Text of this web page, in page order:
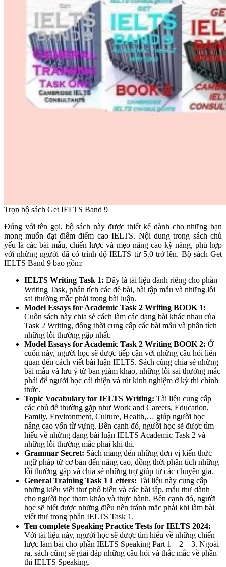
Trọn bộ sách Get IELTS Band 9
Đúng với tên gọi, bộ sách này được thiết kế dành cho những bạn
mong muốn đạt điểm điểm cao IELTS. Nội dung trong sách chủ
yếu là các bài mẫu, chiến lược và mẹo nâng cao kỹ năng, phù hợp
với những người đã có trình độ IELTS từ 5.0 trở lên. Bộ sách Get
IELTS Band 9 bao gồm:
IELTS Writing Task 1: Đây là tài liệu dành riêng cho phần
Writing Task, phân tích các đề bài, bài tập mẫu và những lỗi
sai thường mắc phải trong bài luận.
Model Essays for Academic Task 2 Writing BOOK 1:
Cuốn sách này chia sẻ cách làm các dạng bài khác nhau của
Task 2 Writing, đồng thời cung cấp các bài mẫu và phân tích
những lỗi thường gặp nhất.
Model Essays for Academic Task 2 Writing BOOK 2: Ở
cuốn này, người học sẽ được tiếp cận với những câu hỏi liên
quan đến cách viết bài luận IELTS. Sách cũng chia sẻ những
bài mẫu và lưu ý từ ban giám khảo, những lỗi sai thường mắc
phải để người học cải thiện và rút kinh nghiệm ở kỳ thi chính
thức.
Topic Vocabulary for IELTS Writing: Tài liệu cung cấp
các chủ đề thường gặp như Work and Careers, Education,
Family, Environment, Culture, Health,… giúp người học
nâng cao vốn từ vựng. Bên cạnh đó, người học sẽ được tìm
hiểu về những dạng bài luận IELTS Academic Task 2 và
những lỗi thường mắc phải khi thi.
Grammar Secret: Sách mang đến những đơn vị kiến thức
ngữ pháp từ cơ bản đến nâng cao, đồng thời phân tích những
lỗi thường gặp và chia sẻ những trợ giúp từ các chuyên gia.
General Training Task 1 Letters: Tài liệu này cung cấp
những kiểu viết thư phổ biến và các bài tập, mẫu thư dành
cho người học tham khảo và thực hành. Bên cạnh đó, người
học sẽ biết được những điều nên tránh mắc phải khi làm bài
viết thư trong phần IELTS Task 1.
Ten complete Speaking Practice Tests for IELTS 2024:
Với tài liệu này, người học sẽ được tìm hiểu về những chiến
lược làm bài cho phần IELTS Speaking Part 1 – 2 – 3. Ngoài
ra, sách cũng sẽ giải đáp những câu hỏi và thắc mắc về phần
thi IELTS Speaking.